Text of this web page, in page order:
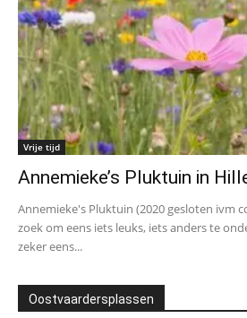
Vrije tijd
Annemieke’s Pluktuin in
Annemieke's Pluktuin (2020 gesloten ivm
zoek om eens iets leuks, iets anders te
zeker eens...
Oostvaardersplassen